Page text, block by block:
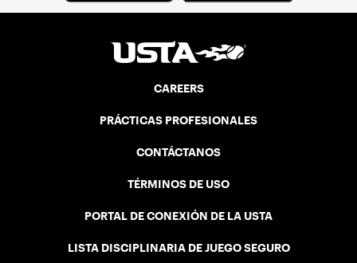
CAREERS
PRÁCTICAS PROFESIONALES
CONTÁCTANOS
TÉRMINOS DE USO
PORTAL DE CONEXIÓN DE LA USTA
LISTA DISCIPLINARIA DE JUEGO SEGURO